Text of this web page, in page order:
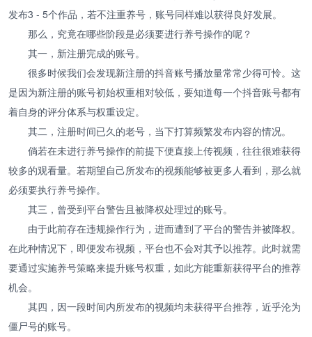
发布3 - 5个作品，若不注重养号，账号同样难以获得良好发展。
那么，究竟在哪些阶段是必须要进行养号操作的呢？
其一，新注册完成的账号。
很多时候我们会发现新注册的抖音账号播放量常常少得可怜。这
是因为新注册的账号初始权重相对较低，要知道每一个抖音账号都有
着自身的评分体系与权重设定。
其二，注册时间已久的老号，当下打算频繁发布内容的情况。
倘若在未进行养号操作的前提下便直接上传视频，往往很难获得
较多的观看量。若期望自己所发布的视频能够被更多人看到，那么就
必须要执行养号操作。
其三，曾受到平台警告且被降权处理过的账号。
由于此前存在违规操作行为，进而遭到了平台的警告并被降权。
在此种情况下，即便发布视频，平台也不会对其予以推荐。此时就需
要通过实施养号策略来提升账号权重，如此方能重新获得平台的推荐
机会。
其四，因一段时间内所发布的视频均未获得平台推荐，近乎沦为
僵尸号的账号。